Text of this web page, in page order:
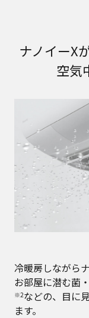
ナノイーX
空気
冷暖房しながら
お部屋に潜む菌
※2などの、目に
ます。